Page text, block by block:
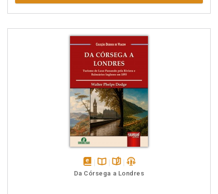
disponívelDisponível
páginaspodcast
Da Córsega a Londres